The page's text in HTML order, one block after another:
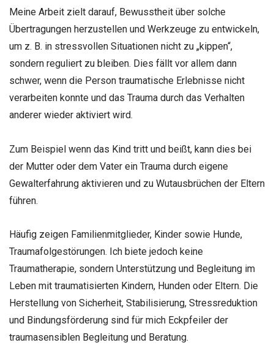
Meine Arbeit zielt darauf, Bewusstheit über solche
Übertragungen herzustellen und Werkzeuge zu entwickeln,
um z. B. in stressvollen Situationen nicht zu „kippen“,
sondern reguliert zu bleiben. Dies fällt vor allem dann
schwer, wenn die Person traumatische Erlebnisse nicht
verarbeiten konnte und das Trauma durch das Verhalten
anderer wieder aktiviert wird.
Zum Beispiel wenn das Kind tritt und beißt, kann dies bei
der Mutter oder dem Vater ein Trauma durch eigene
Gewalterfahrung aktivieren und zu Wutausbrüchen der Eltern
führen.
Häufig zeigen Familienmitglieder, Kinder sowie Hunde,
Traumafolgestörungen. Ich biete jedoch keine
Traumatherapie, sondern Unterstützung und Begleitung im
Leben mit traumatisierten Kindern, Hunden oder Eltern. Die
Herstellung von Sicherheit, Stabilisierung, Stressreduktion
und Bindungsförderung sind für mich Eckpfeiler der
traumasensiblen Begleitung und Beratung.